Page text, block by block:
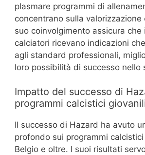
plasmare programmi di
concentrano sulla valorizzazione
suo coinvolgimento assicura che
calciatori ricevano indicazioni
agli standard professionali,
loro possibilità di successo nello
Impatto del successo di
programmi calcistici
Il successo di Hazard ha avuto
profondo sui programmi
Belgio e oltre. I suoi risultati